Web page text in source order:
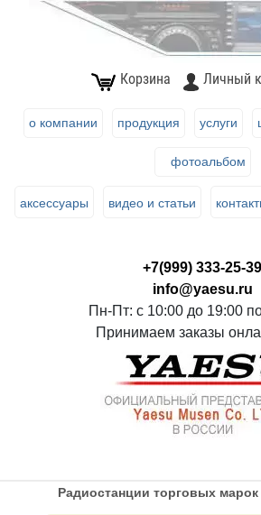
Корзина Личный
о компании продукция услуги
фотоальбом
аксессуары видео и статьи
+7(999) 333-25-39
info@yaesu.ru
Пн-Пт: с 10:00 до 19:00
Принимаем заказы
Радиостанции торговых марок